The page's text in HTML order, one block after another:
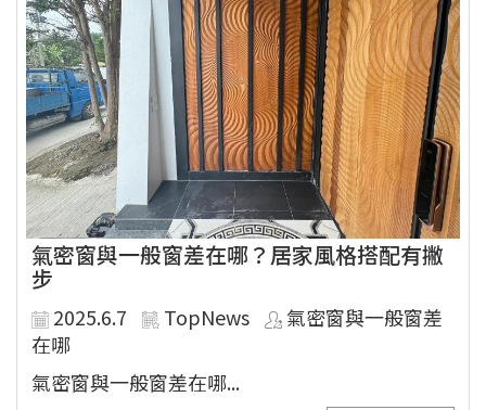
氣密窗與一般窗差在哪？居家風格搭配有撇
步
2025.6.7 TopNews
氣密窗與一般窗差
在哪
氣密窗與一般窗差在哪...